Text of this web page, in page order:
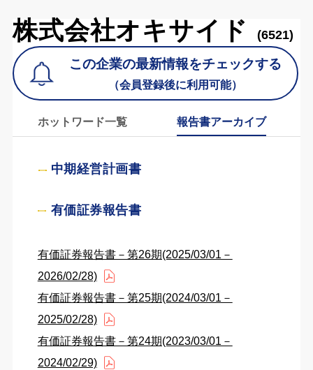
株式会社オキサイド (6521)
この企業の最新情報をチェックする
（会員登録後に利用可能）
ホットワード一覧 報告書アーカイブ
中期経営計画書
有価証券報告書
有価証券報告書－第26期(2025/03/01－
2026/02/28)
有価証券報告書－第25期(2024/03/01－
2025/02/28)
有価証券報告書－第24期(2023/03/01－
2024/02/29)